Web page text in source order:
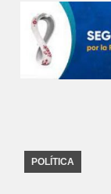
POLÍTICA
para mejorar el